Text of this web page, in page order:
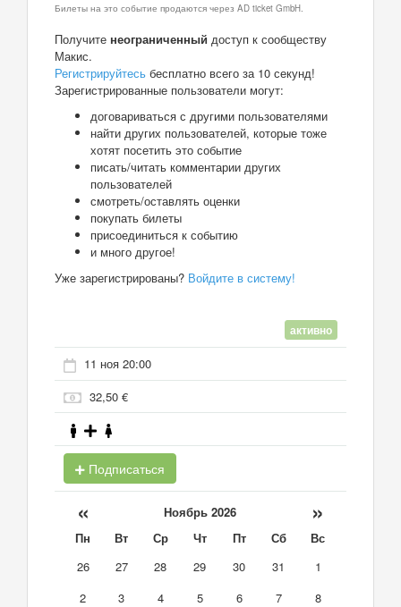
Билеты на это событие продаются через AD ticket GmbH.
Получите неограниченный доступ к сообществу
Макис.
Регистрируйтесь бесплатно всего за 10 секунд!
Зарегистрированные пользователи могут:
договариваться с другими пользователями
найти других пользователей, которые тоже
хотят посетить это событие
писать/читать комментарии других
пользователей
смотреть/оставлять оценки
покупать билеты
присоединиться к событию
и много другое!
Уже зарегистрированы? Войдите в систему!
активно
11 ноя 20:00
32,50 €
Подписаться
« Ноябрь 2026 »
Пн Вт Ср Чт Пт Сб
Вс
26
27 28 29 30 31
1
2
3 4 5 6 7
8